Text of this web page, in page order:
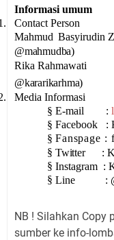
Informasi umum
Contact Person
Mahmud Basyirudin
@mahmudba)
Rika Rahmawati
@kararikarhma)
Media Informasi
§ E-mail :
§ Facebook :
§ Fanspage :
§ Twitter :
§ Instagram :
§ Line :
NB ! Silahkan Copy
sumber ke info-